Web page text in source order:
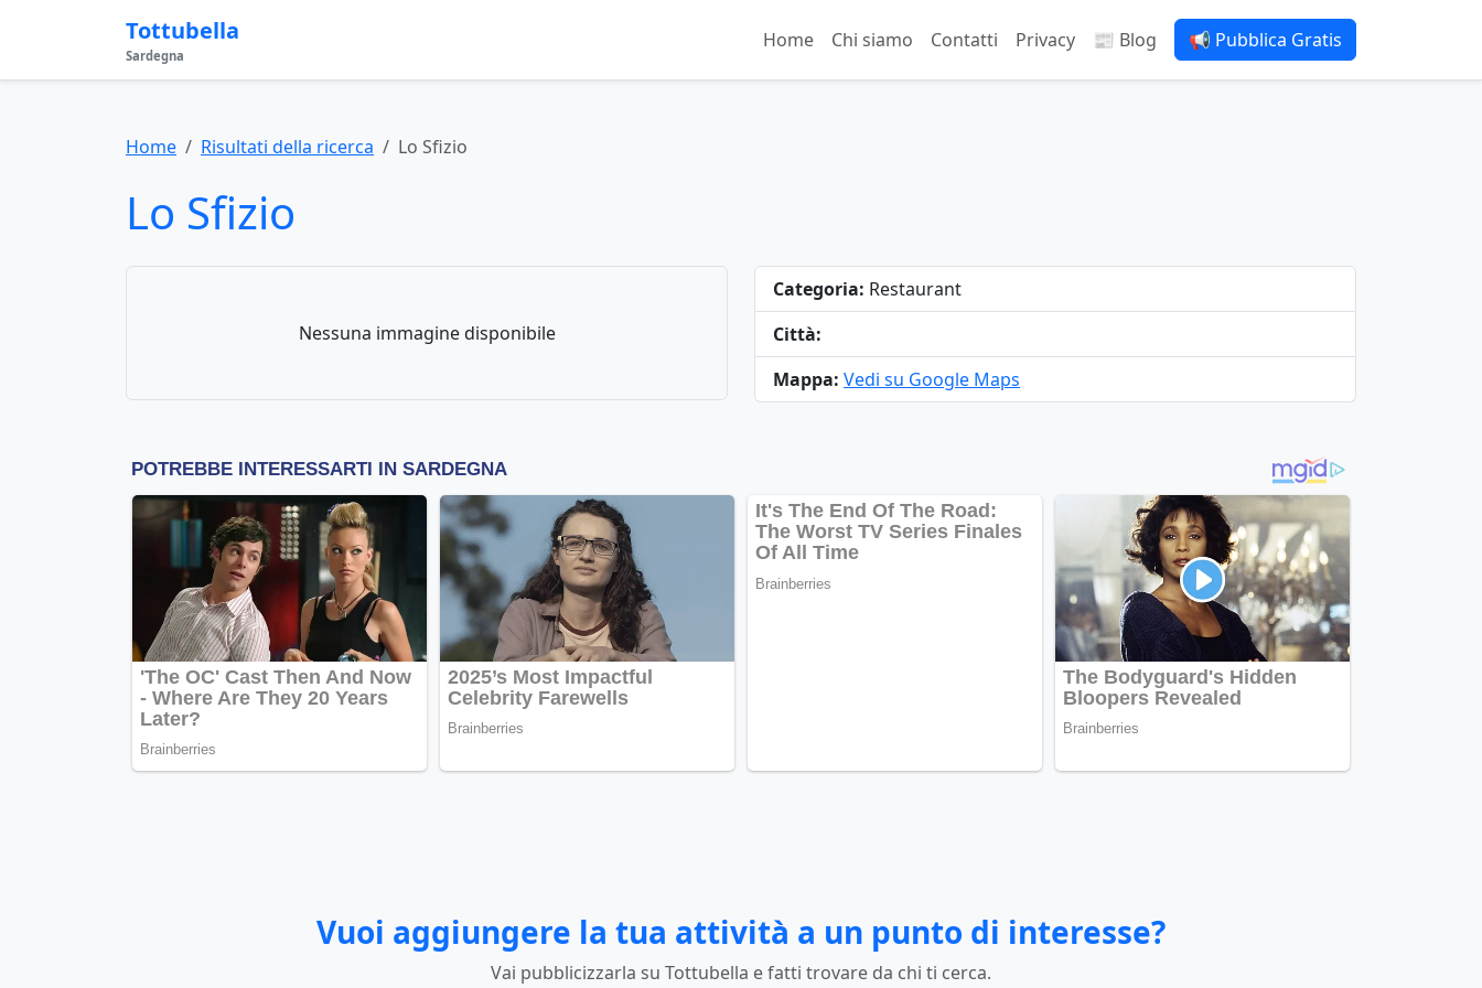
Tottubella
Sardegna
Home Chi siamo Contatti Privacy 📰 Blog 📢 Pubblica Gratis
Home Risultati della ricerca Lo Sfizio
Lo Sfizio
Nessuna immagine disponibile
Categoria: Restaurant
Città:
Mappa: Vedi su Google Maps
Vuoi aggiungere la tua attività a un punto di interesse?
Vai pubblicizzarla su Tottubella e fatti trovare da chi ti cerca.